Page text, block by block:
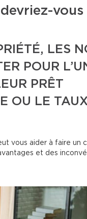
LES
POUR
PRÊT
OU LE
vous aider à faire un
et des